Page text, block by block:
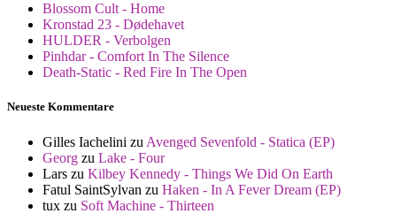
Blossom Cult - Home
Kronstad 23 - Dødehavet
HULDER - Verbolgen
Pinhdar - Comfort In The Silence
Death-Static - Red Fire In The Open
Neueste Kommentare
Gilles Iachelini zu Avenged Sevenfold - Statica (EP)
Georg zu Lake - Four
Lars zu Kilbey Kennedy - Things We Did On Earth
Fatul SaintSylvan zu Haken - In A Fever Dream (EP)
tux zu Soft Machine - Thirteen